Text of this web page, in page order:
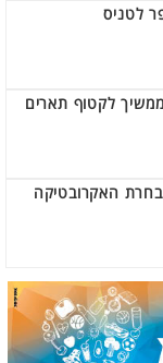
לטניס
ממשיך לקטוף תארים
האקרובטיקה